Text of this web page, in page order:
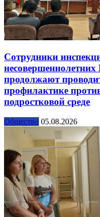
Сотрудники
продолжают
профилактике
подростковой среде
Общество 05.08.2026